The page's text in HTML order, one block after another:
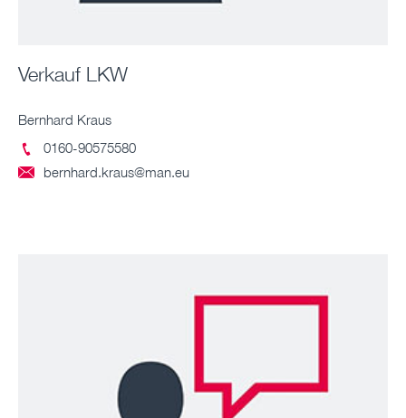
Verkauf LKW
Bernhard Kraus

0160-90575580

bernhard.kraus@man.eu